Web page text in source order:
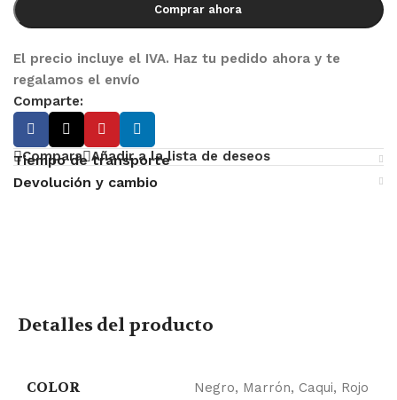
Comprar ahora
El precio incluye el IVA. Haz tu pedido ahora y te
regalamos el envío
Comparte:
Compara Añadir a la lista de deseos
Tiempo de transporte
Devolución y cambio
Detalles del producto
COLOR Negro, Marrón, Caqui, Rojo